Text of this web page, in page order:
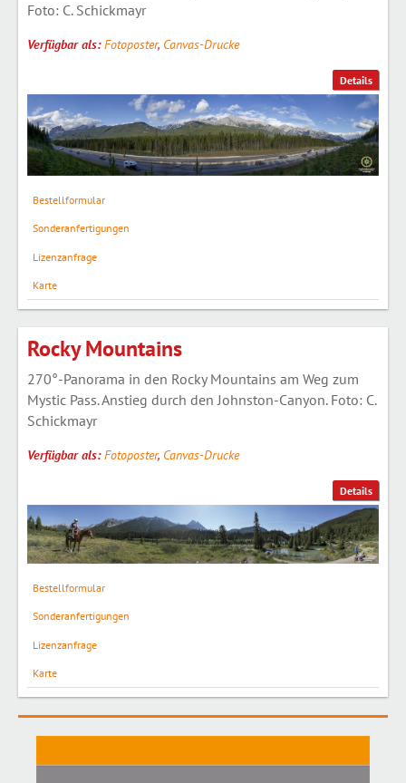
Details
Foto: C. Schickmayr
Verfügbar als:Fotoposter, Canvas-Drucke
Bestellformular
Sonderanfertigungen
Lizenzanfrage
Karte
Details
Rocky Mountains
270°-Panorama in den Rocky Mountains am Weg zum
Mystic Pass. Anstieg durch den Johnston-Canyon. Foto: C.
Schickmayr
Verfügbar als:Fotoposter, Canvas-Drucke
Bestellformular
Sonderanfertigungen
Lizenzanfrage
Karte